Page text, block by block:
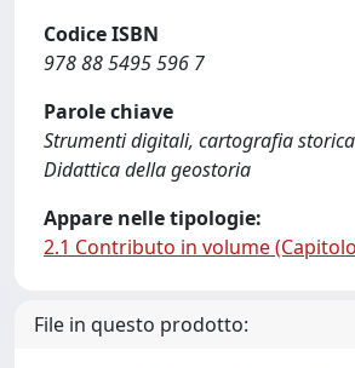
Codice ISBN
978 88 5495 596 7
Parole chiave
Strumenti digitali, cartografia
Didattica della geostoria
Appare nelle tipologie:
2.1 Contributo in volume
File in questo prodotto: